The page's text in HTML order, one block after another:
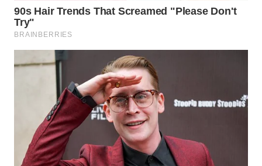
WAHANA
NEWS
WAHANA
WAHANA
ADVOKAT
WAHANA
INFRASTRUKTUR